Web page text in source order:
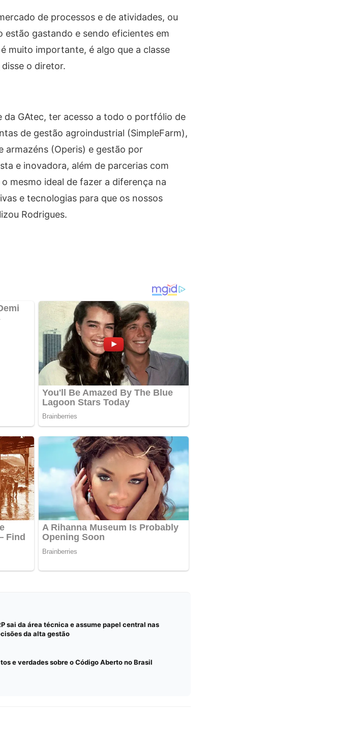
de processos e de atividades, ou
estão gastando e sendo eficientes em
muito importante, é algo que a classe
o diretor.
GAtec, ter acesso a todo o portfólio de
de gestão agroindustrial (SimpleFarm),
armazéns (Operis) e gestão por
e inovadora, além de parcerias com
mesmo ideal de fazer a diferença na
e tecnologias para que os nossos
Rodrigues.
sai da área técnica e assume papel central nas
da alta gestão
e verdades sobre o Código Aberto no Brasil